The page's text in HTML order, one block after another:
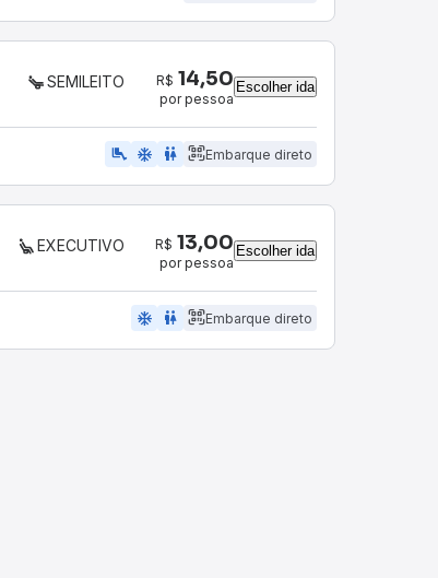
SEMILEITO R$ 14,50
por pessoa
Escolher ida
airline_seat_legroom_extra ac_unit WC Embarque direto
EXECUTIVO R$ 13,00
por pessoa
Escolher ida
ac_unit wc Embarque direto